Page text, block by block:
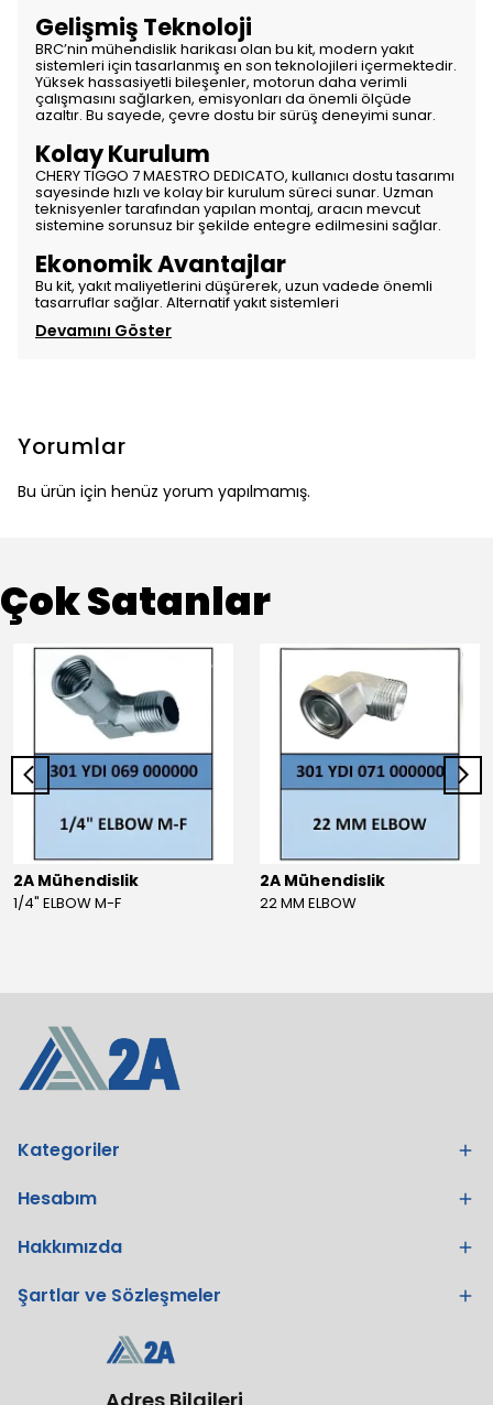
Gelişmiş Teknoloji
BRC’nin mühendislik harikası olan bu kit, modern yakıt
sistemleri için tasarlanmış en son teknolojileri içermektedir.
Yüksek hassasiyetli bileşenler, motorun daha verimli
çalışmasını sağlarken, emisyonları da önemli ölçüde
azaltır. Bu sayede, çevre dostu bir sürüş deneyimi sunar.
Kolay Kurulum
CHERY TIGGO 7 MAESTRO DEDICATO, kullanıcı dostu tasarımı
sayesinde hızlı ve kolay bir kurulum süreci sunar. Uzman
teknisyenler tarafından yapılan montaj, aracın mevcut
sistemine sorunsuz bir şekilde entegre edilmesini sağlar.
Ekonomik Avantajlar
Bu kit, yakıt maliyetlerini düşürerek, uzun vadede önemli
tasarruflar sağlar. Alternatif yakıt sistemleri
Devamını Göster
Yorumlar
Bu ürün için henüz yorum yapılmamış.
Çok Satanlar
2A Mühendislik
1/4" ELBOW M-F
2A Mühendislik
22 MM ELBOW
Kategoriler
Hesabım
Hakkımızda
Şartlar ve Sözleşmeler